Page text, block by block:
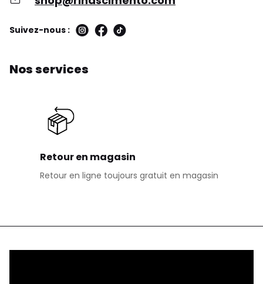
Suivez-nous :
Nos services
Retour en magasin
Retour en ligne toujours gratuit en magasin